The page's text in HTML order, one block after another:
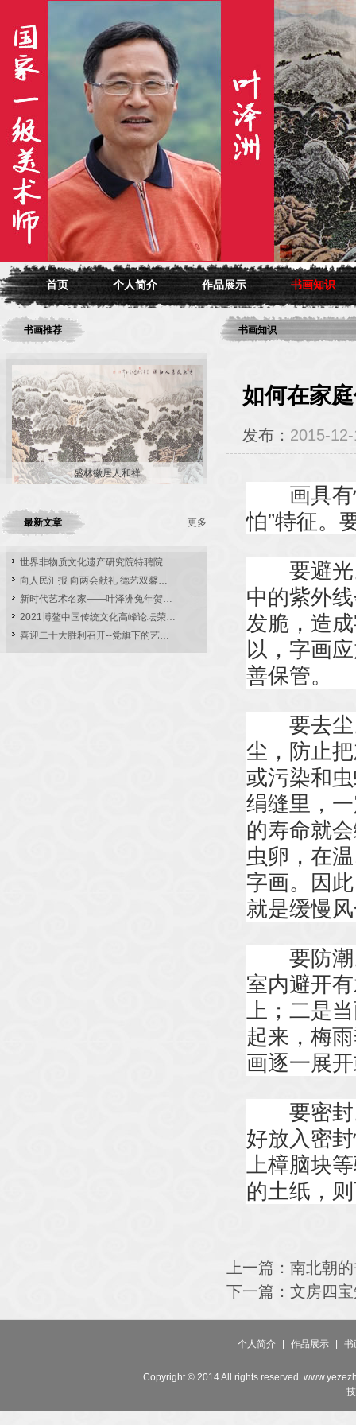
首页 个人简介 作品展示 书画知识
书画知识
如何在家
发布： 2015-
画具有怕
怕”特征。
要避光
中的紫外
发脆，造
以，字画
善保管。
要去尘
尘，防止
或污染和
绢缝里，
的寿命就
虫卵，在
字画。因
就是缓慢
要防潮
室内避开
上；二是
起来，梅
画逐一展
要密封
好放入密
上樟脑块
的土纸，
上一篇： 南北朝
下一篇： 文房四
书画推荐
盛林徽居人和祥
最新文章 更多
世界非物质文化遗产研究院特聘院…
向人民汇报 向两会献礼 德艺双馨…
新时代艺术名家——叶泽洲兔年贺…
2021博鳌中国传统文化高峰论坛荣…
喜迎二十大胜利召开--党旗下的艺…
个人简介 作品展示 书
Copyright © 2014 All rights reserved.